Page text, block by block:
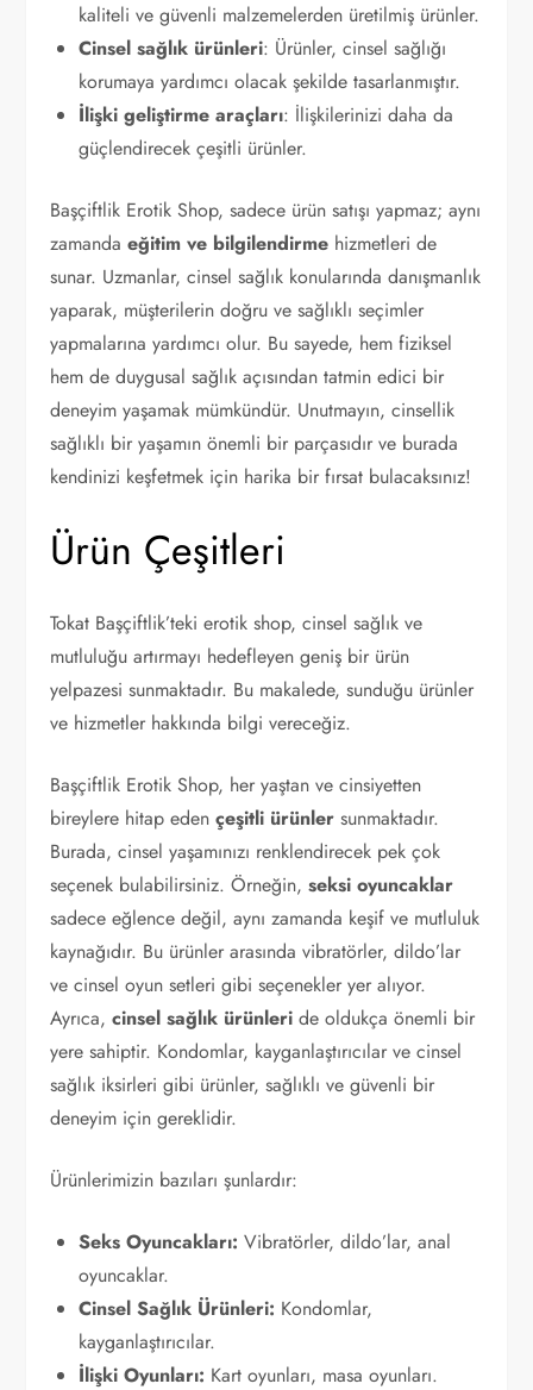
kaliteli ve güvenli malzemelerden üretilmiş ürünler.
Cinsel sağlık ürünleri: Ürünler, cinsel sağlığı
korumaya yardımcı olacak şekilde tasarlanmıştır.
İlişki geliştirme araçları: İlişkilerinizi daha da
güçlendirecek çeşitli ürünler.
Başçiftlik Erotik Shop, sadece ürün satışı yapmaz; aynı
zamandaeğitim ve bilgilendirme hizmetleri de
sunar. Uzmanlar, cinsel sağlık konularında danışmanlık
yaparak, müşterilerin doğru ve sağlıklı seçimler
yapmalarına yardımcı olur. Bu sayede, hem fiziksel
hem de duygusal sağlık açısından tatmin edici bir
deneyim yaşamak mümkündür. Unutmayın, cinsellik
sağlıklı bir yaşamın önemli bir parçasıdır ve burada
kendinizi keşfetmek için harika bir fırsat bulacaksınız!
Ürün Çeşitleri
Tokat Başçiftlik’teki erotik shop, cinsel sağlık ve
mutluluğu artırmayı hedefleyen geniş bir ürün
yelpazesi sunmaktadır. Bu makalede, sunduğu ürünler
ve hizmetler hakkında bilgi vereceğiz.
Başçiftlik Erotik Shop, her yaştan ve cinsiyetten
bireylere hitap edençeşitli ürünler sunmaktadır.
Burada, cinsel yaşamınızı renklendirecek pek çok
seçenek bulabilirsiniz. Örneğin,seksi oyuncaklar
sadece eğlence değil, aynı zamanda keşif ve mutluluk
kaynağıdır. Bu ürünler arasında vibratörler, dildo’lar
ve cinsel oyun setleri gibi seçenekler yer alıyor.
Ayrıca,cinsel sağlık ürünleri de oldukça önemli bir
yere sahiptir. Kondomlar, kayganlaştırıcılar ve cinsel
sağlık iksirleri gibi ürünler, sağlıklı ve güvenli bir
deneyim için gereklidir.
Ürünlerimizin bazıları şunlardır:
Seks Oyuncakları: Vibratörler, dildo’lar, anal
oyuncaklar.
Cinsel Sağlık Ürünleri: Kondomlar,
kayganlaştırıcılar.
İlişki Oyunları: Kart oyunları, masa oyunları.